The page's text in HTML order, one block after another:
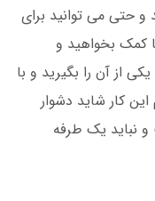
و حتی می توانید برای
کمک بخواهید و
از آن را بگیرید و با
کار شاید دشوار
نباید یک طرفه